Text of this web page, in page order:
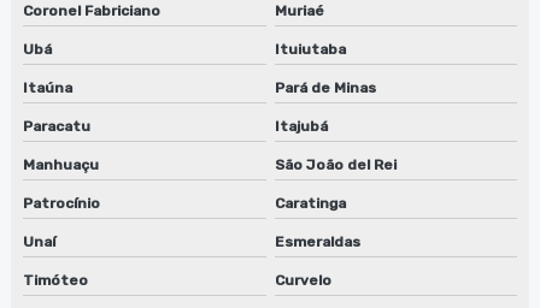
Lavadora de peças industriais
Lavadoras cilindros
Lavadoras de clichês
Limpeza de anilox
Limpeza de cilindros anilox
Coronel Fabriciano Muriaé
Ubá Ituiutaba
Itaúna Pará de Minas
Paracatu Itajubá
Manhuaçu São João del Rei
Patrocínio Caratinga
Unaí Esmeraldas
Timóteo Curvelo